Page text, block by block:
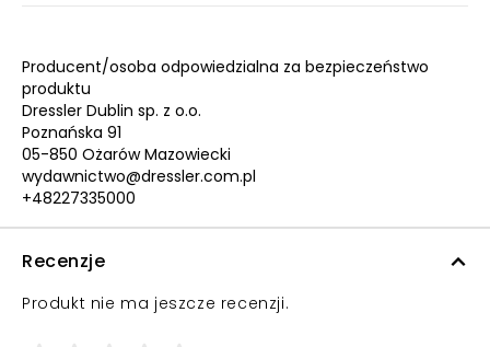
Producent/osoba odpowiedzialna za bezpieczeństwo
produktu
Dressler Dublin sp. z o.o.
Poznańska 91
05-850 Ożarów Mazowiecki
wydawnictwo@dressler.com.pl
+48227335000
Recenzje
Produkt nie ma jeszcze recenzji.